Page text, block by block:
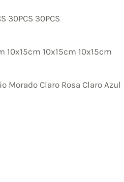
30PCS 30PCS
10x15cm 10x15cm 10x15cm
Morado Claro Rosa Claro Azul